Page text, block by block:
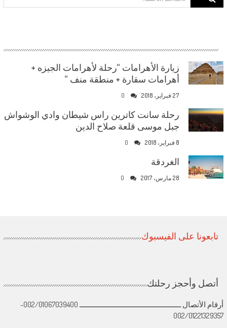
زيارة الأهرامات “رحلة لأهرامات الجيزه +
أهرامات سقارة + منطقة منف “
27 فبراير، 2018 0
رحلة سانت كاترين راس شيطان وادي الوشواش
جبل موسى قلعة صلاح الدين
8 فبراير، 2018 0
الغردقة
28 مارس، 2017 0
تابعونا على الفيسبوك
أتصل وأحجز رحلتك
أرقام الأتصال ــــــــــــــــــــــــــــــــــــــــــــــــــ 002/01067039400-
002/01221329357